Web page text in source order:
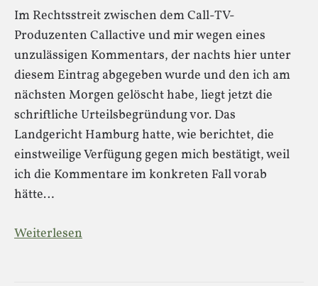
Im Rechtsstreit zwischen dem Call-TV-
Produzenten Callactive und mir wegen eines
unzulässigen Kommentars, der nachts hier unter
diesem Eintrag abgegeben wurde und den ich am
nächsten Morgen gelöscht habe, liegt jetzt die
schriftliche Urteilsbegründung vor. Das
Landgericht Hamburg hatte, wie berichtet, die
einstweilige Verfügung gegen mich bestätigt, weil
ich die Kommentare im konkreten Fall vorab
hätte…
Weiterlesen